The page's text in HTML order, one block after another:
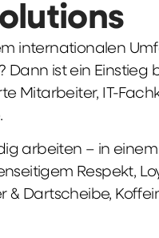
internationalen
ist ein Einstieg
Mitarbeiter, IT-
arbeiten – in
Respekt,
Dartscheibe,